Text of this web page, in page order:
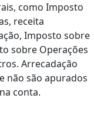
como Imposto
receita
Imposto sobre
sobre Operações
Arrecadação
não são apurados
conta.